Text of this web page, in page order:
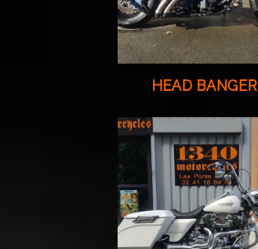
HEAD BANGER